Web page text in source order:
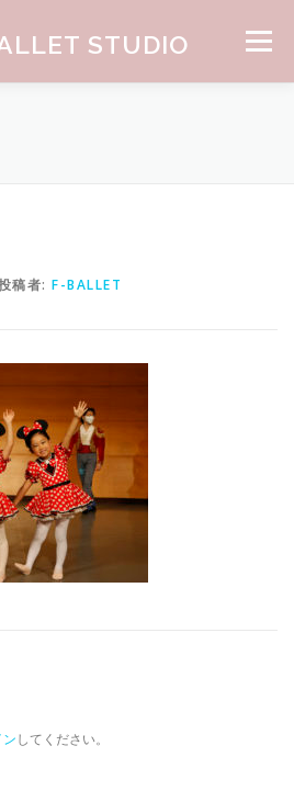
STUDIO メニュー
稿者: F-BALLET
ンしてください。